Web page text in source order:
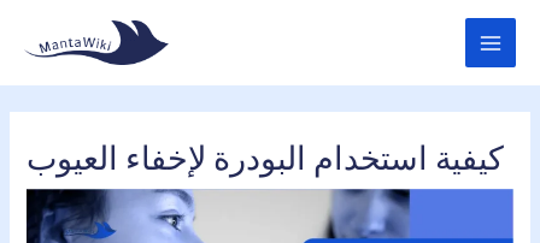
content
كيفية استخدام البودرة لإخفاء العيوب